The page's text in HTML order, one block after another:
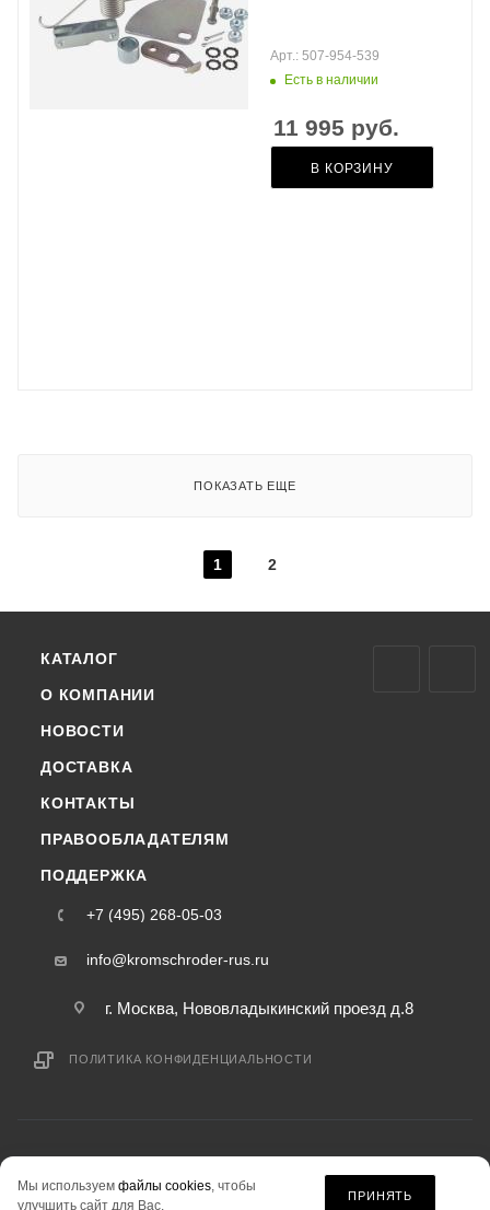
Есть в наличии
Арт.: 507-954-539
11 995 руб.
В КОРЗИНУ
ПОКАЗАТЬ ЕЩЕ
1 2
КАТАЛОГ
О КОМПАНИИ
НОВОСТИ
ДОСТАВКА
КОНТАКТЫ
ПРАВООБЛАДАТЕЛЯМ
ПОДДЕРЖКА
+7 (495) 268-05-03
info@kromschroder-rus.ru
г. Москва, Нововладыкинский проезд д.8
ПОЛИТИКА КОНФИДЕНЦИАЛЬНОСТИ
информация на сайте «kromschroder-rus.ru» не является публичной офертой.
Мы используем файлы cookies, чтобы
улучшить сайт для Вас.
ПРИНЯТЬ